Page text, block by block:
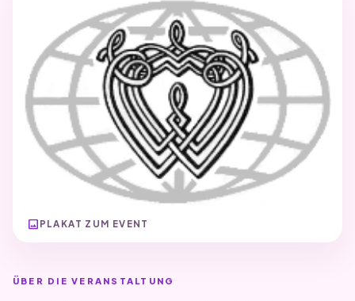
image PLAKAT ZUM EVENT
ÜBER DIE VERANSTALTUNG